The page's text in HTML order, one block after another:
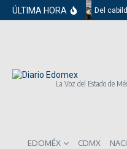
Saltar al contenido
ÚLTIMA HORA Del
La Voz del Estado de
EDOMÉX CDMX